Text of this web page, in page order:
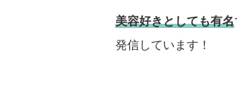
美容好きとしても有名
発信しています！